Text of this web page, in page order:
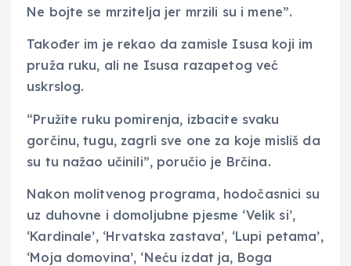
Ne bojte se mrzitelja jer mrzili su i mene”.
Također im je rekao da zamisle Isusa koji im
pruža ruku, ali ne Isusa razapetog već
uskrslog.
“Pružite ruku pomirenja, izbacite svaku
gorčinu, tugu, zagrli sve one za koje misliš da
su tu nažao učinili”, poručio je Brčina.
Nakon molitvenog programa, hodočasnici su
uz duhovne i domoljubne pjesme ‘Velik si’,
‘Kardinale’, ‘Hrvatska zastava’, ‘Lupi petama’,
‘Moja domovina’, ‘Neću izdat ja, Boga